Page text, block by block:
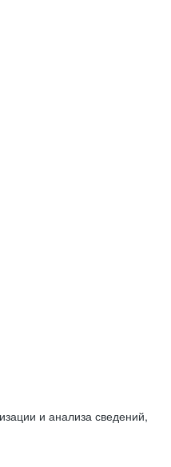
и анализа сведений,